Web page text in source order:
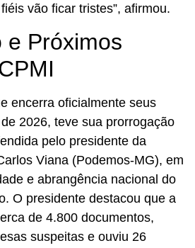
vão ficar tristes”, afirmou.
e Próximos
encerra oficialmente seus
2026, teve sua prorrogação
pelo presidente da
Viana (Podemos-MG), em
e abrangência nacional do
O presidente destacou que a
de 4.800 documentos,
suspeitas e ouviu 26